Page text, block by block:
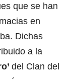
que se han
en
Dichas
a la
del Clan del